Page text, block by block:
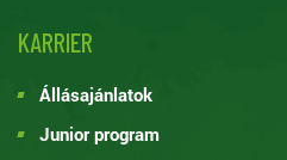
KARRIER
Állásajánlatok
Junior program